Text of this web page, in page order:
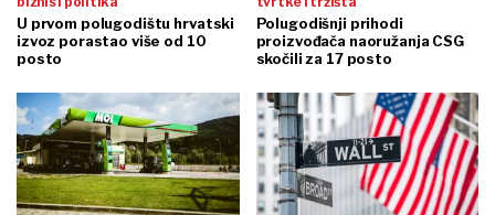
U prvom polugodištu hrvatski
izvoz porastao više od 10
posto
Polugodišnji prihodi
proizvođača naoružanja CSG
skočili za 17 posto